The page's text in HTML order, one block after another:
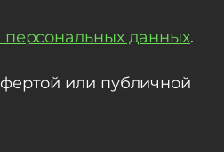
данных.
или публичной